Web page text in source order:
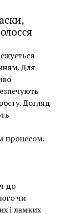
Для
Догляд
процесом.
до
чи
і ламких